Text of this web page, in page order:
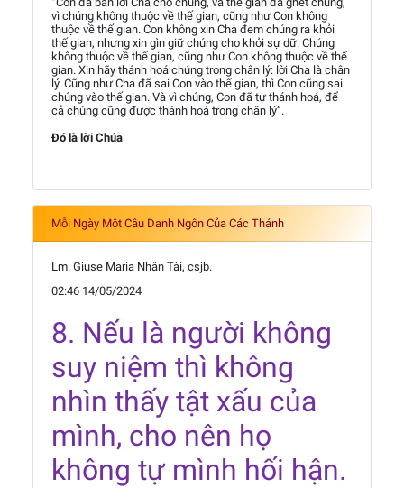
vì chúng không thuộc về thế gian, cũng như Con không
thuộc về thế gian. Con không xin Cha đem chúng ra khỏi
thế gian, nhưng xin gìn giữ chúng cho khỏi sự dữ. Chúng
không thuộc về thế gian, cũng như Con không thuộc về thế
gian. Xin hãy thánh hoá chúng trong chân lý: lời Cha là chân
lý. Cũng như Cha đã sai Con vào thế gian, thì Con cũng sai
chúng vào thế gian. Và vì chúng, Con đã tự thánh hoá, để
cả chúng cũng được thánh hoá trong chân lý”.
Đó là lời Chúa
Mỗi Ngày Một Câu Danh Ngôn Của Các Thánh
Lm. Giuse Maria Nhân Tài, csjb.
02:46 14/05/2024
8. Nếu là người không
suy niệm thì không
nhìn thấy tật xấu của
mình, cho nên họ
không tự mình hối hận.